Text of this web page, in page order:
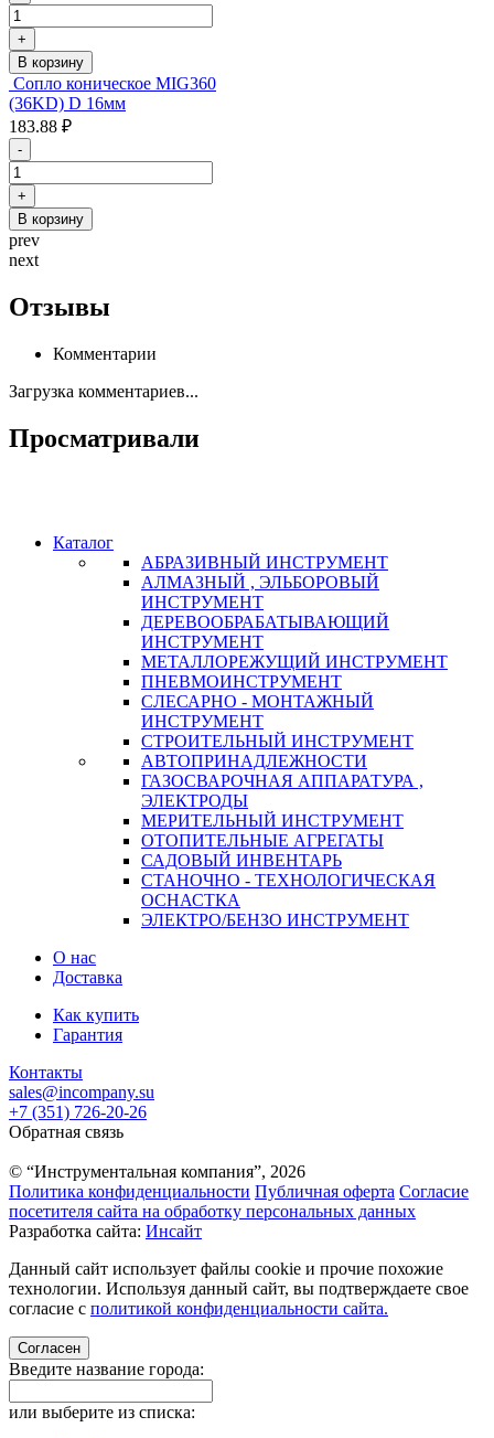
+
В корзину
Сопло коническое MIG360
(36KD) D 16мм
183.88 ₽
-
+
В корзину
prev
next
Отзывы
Комментарии
Загрузка комментариев...
Просматривали
Каталог
АБРАЗИВНЫЙ ИНСТРУМЕНТ
АЛМАЗНЫЙ , ЭЛЬБОРОВЫЙ
ИНСТРУМЕНТ
ДЕРЕВООБРАБАТЫВАЮЩИЙ
ИНСТРУМЕНТ
МЕТАЛЛОРЕЖУЩИЙ ИНСТРУМЕНТ
ПНЕВМОИНСТРУМЕНТ
СЛЕСАРНО - МОНТАЖНЫЙ
ИНСТРУМЕНТ
СТРОИТЕЛЬНЫЙ ИНСТРУМЕНТ
АВТОПРИНАДЛЕЖНОСТИ
ГАЗОСВАРОЧНАЯ АППАРАТУРА ,
ЭЛЕКТРОДЫ
МЕРИТЕЛЬНЫЙ ИНСТРУМЕНТ
ОТОПИТЕЛЬНЫЕ АГРЕГАТЫ
САДОВЫЙ ИНВЕНТАРЬ
СТАНОЧНО - ТЕХНОЛОГИЧЕСКАЯ
ОСНАСТКА
ЭЛЕКТРО/БЕНЗО ИНСТРУМЕНТ
О нас
Доставка
Как купить
Гарантия
Контакты
sales@incompany.su
+7 (351) 726-20-26
Обратная связь
© “Инструментальная компания”, 2026
Политика конфиденциальности Публичная оферта Согласие
посетителя сайта на обработку персональных данных
Разработка сайта: Инсайт
Данный сайт использует файлы cookie и прочие похожие
технологии. Используя данный сайт, вы подтверждаете свое
согласие с политикой конфиденциальности сайта.
Согласен
Введите название города:
или выберите из списка: